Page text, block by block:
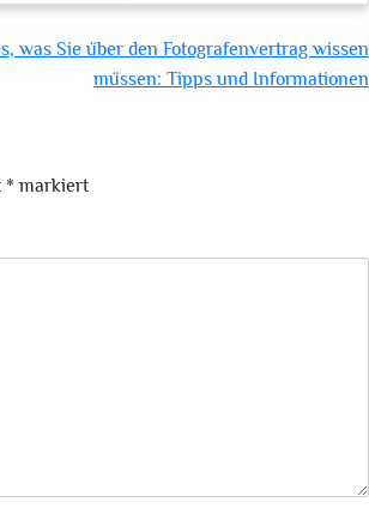
was Sie über den Fotografenvertrag wissen
müssen: Tipps und Informationen
* markiert